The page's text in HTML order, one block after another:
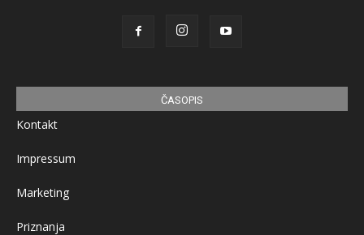
ČASOPIS
Kontakt
Impressum
Marketing
Priznanja